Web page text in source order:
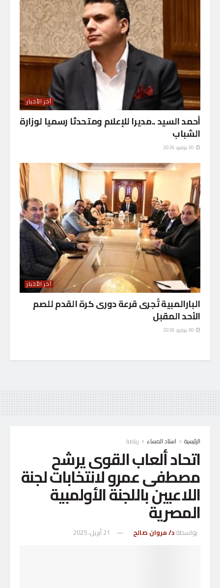
آخر الأخبار
أحمد السيد ..مديرا للإعلام ومتحدثا رسميا لوزارة
الشباب
آخر الأخبار
البارالمبية تٌجرى قرعة دورى كرة القدم للصم
الأحد المقبل
الرئيسية استاد المساء رياضة
اتحاد ألعاب القوى يرشح
مصطفى عمرو لانتخابات لجنة
اللاعبين باللجنة الأولمبية
المصرية
بواسطةد/ مروان صالح 21 أبريل، 2025